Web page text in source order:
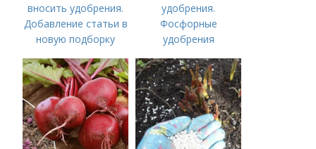
вносить удобрения.
Добавление статьи в
новую подборку
удобрения.
Фосфорные
удобрения